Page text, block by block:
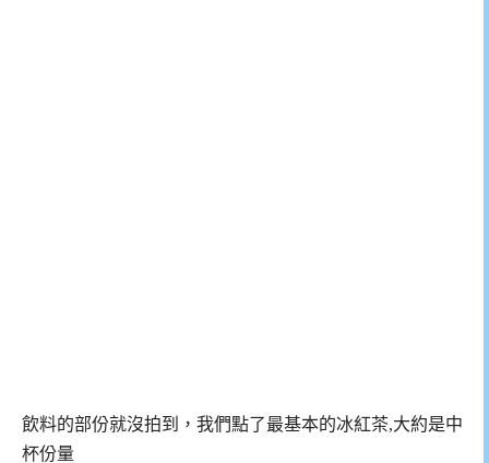
飲料的部份就沒拍到，我們點了最基本的冰紅茶,大約是中
杯份量